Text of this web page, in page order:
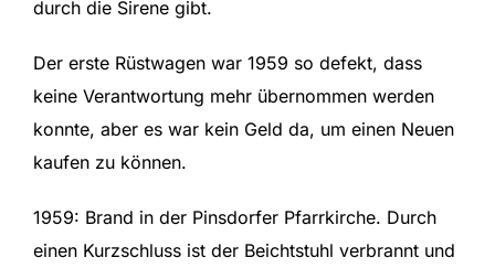
durch die Sirene gibt.
Der erste Rüstwagen war 1959 so defekt, dass
keine Verantwortung mehr übernommen werden
konnte, aber es war kein Geld da, um einen Neuen
kaufen zu können.
1959: Brand in der Pinsdorfer Pfarrkirche. Durch
einen Kurzschluss ist der Beichtstuhl verbrannt und